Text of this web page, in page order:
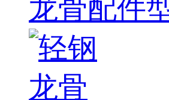
龙骨配件